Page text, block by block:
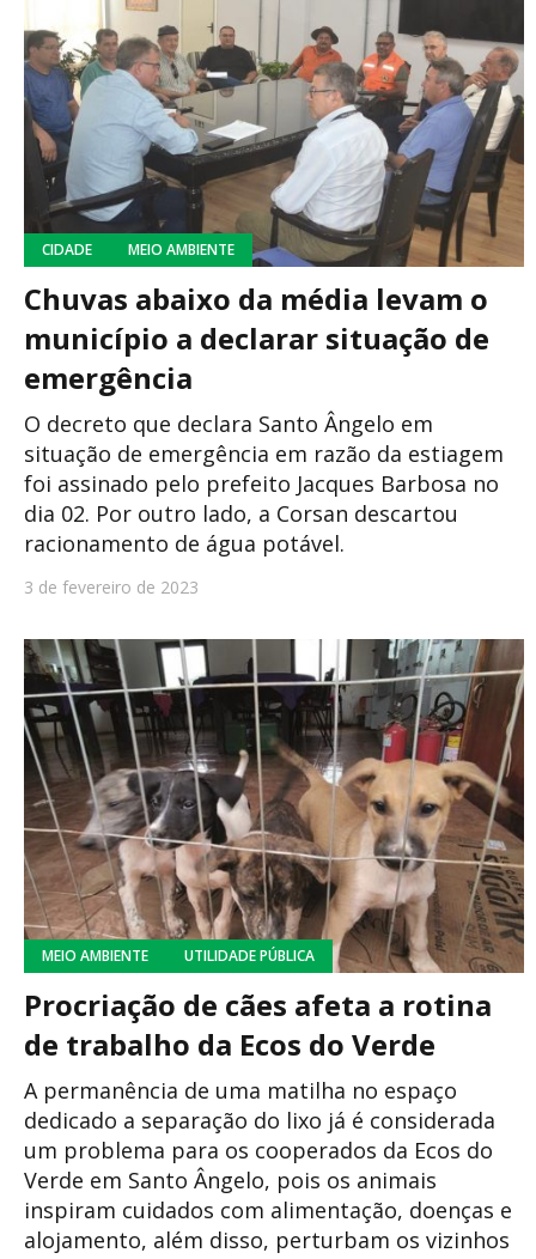
CIDADE MEIO AMBIENTE
Chuvas abaixo da média levam o
município a declarar situação de
emergência
O decreto que declara Santo Ângelo em
situação de emergência em razão da estiagem
foi assinado pelo prefeito Jacques Barbosa no
dia 02. Por outro lado, a Corsan descartou
racionamento de água potável.
3 de fevereiro de 2023
MEIO AMBIENTE UTILIDADE PÚBLICA
Procriação de cães afeta a rotina
de trabalho da Ecos do Verde
A permanência de uma matilha no espaço
dedicado a separação do lixo já é considerada
um problema para os cooperados da Ecos do
Verde em Santo Ângelo, pois os animais
inspiram cuidados com alimentação, doenças e
alojamento, além disso, perturbam os vizinhos